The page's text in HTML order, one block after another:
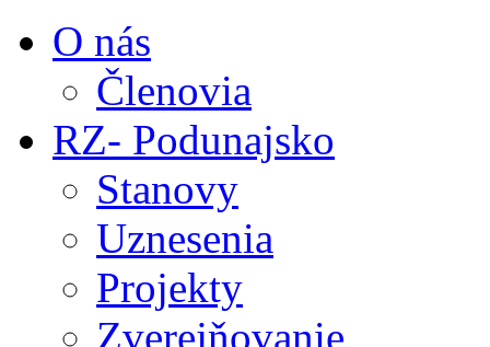
O nás
Členovia
RZ- Podunajsko
Stanovy
Uznesenia
Projekty
Zverejňovanie